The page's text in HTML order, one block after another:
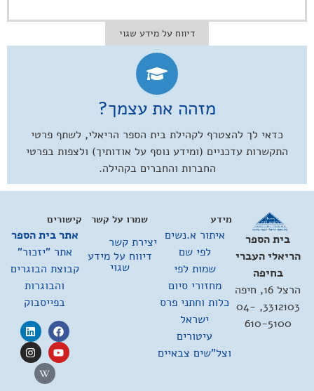
דיווח על מידע שגוי
מזהה את עצמך?
כדאי לך להצטרף לקהילת בית הספר הריאלי, לשתף פרטי
התקשרות עדכניים (ומידע נוסף על אודותיך) ולצפות בפרטי
החברות והחברים בקהילה.
בית הספר
הריאלי העברי
בחיפה
הרצל 16, חיפה
3312103, 04-
610-5100
מידע
איתור א.נשים
לפי שם
שמות לפי
מחזורי סיום
כלות וחתני פרס
ישראל
עיטורים
וצל"שים צבאיים
קישורים
אתר בית הספר
אתר "יזכור"
קבוצת הבוגרים
והבוגרות
בפייסבוק
שמרו על קשר
יצירת קשר
דיווח על מידע
שגוי